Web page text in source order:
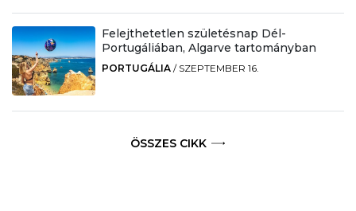
Felejthetetlen születésnap Dél-
Portugáliában, Algarve tartományban
PORTUGÁLIA / SZEPTEMBER 16.
ÖSSZES CIKK